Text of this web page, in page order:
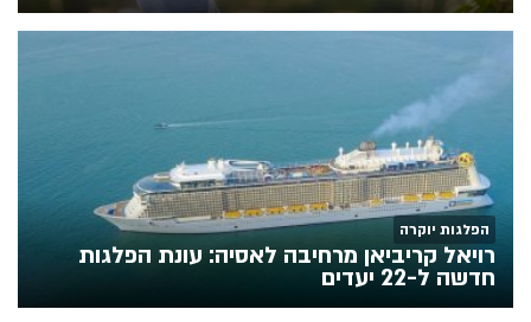
הפלגות יוקרה
רויאל קריביאן מרחיבה לאסיה: עונת הפלגות
חדשה ל-22 יעדים